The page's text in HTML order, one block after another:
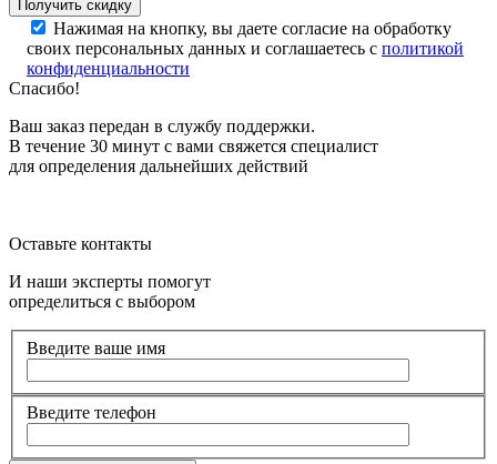
Нажимая на кнопку, вы даете согласие на обработку
своих персональных данных и соглашаетесь с политикой
конфиденциальности
Спасибо!
Ваш заказ передан в службу поддержки.
В течение 30 минут с вами свяжется специалист
для определения дальнейших действий
Оставьте контакты
И наши эксперты помогут
определиться с выбором
Введите ваше имя
Введите телефон